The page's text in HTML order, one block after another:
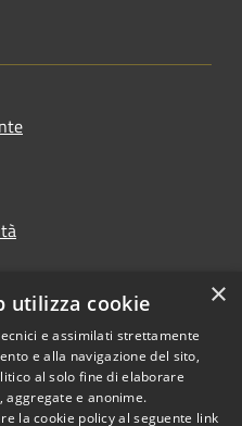
Copyright © 2026 • Comune di
Castiglion Fiorentino •
×
utilizza cookie
e assimilati strettamente
e alla navigazione del sito,
al solo fine di elaborare
aggregate e anonime.
la cookie policy al seguente link